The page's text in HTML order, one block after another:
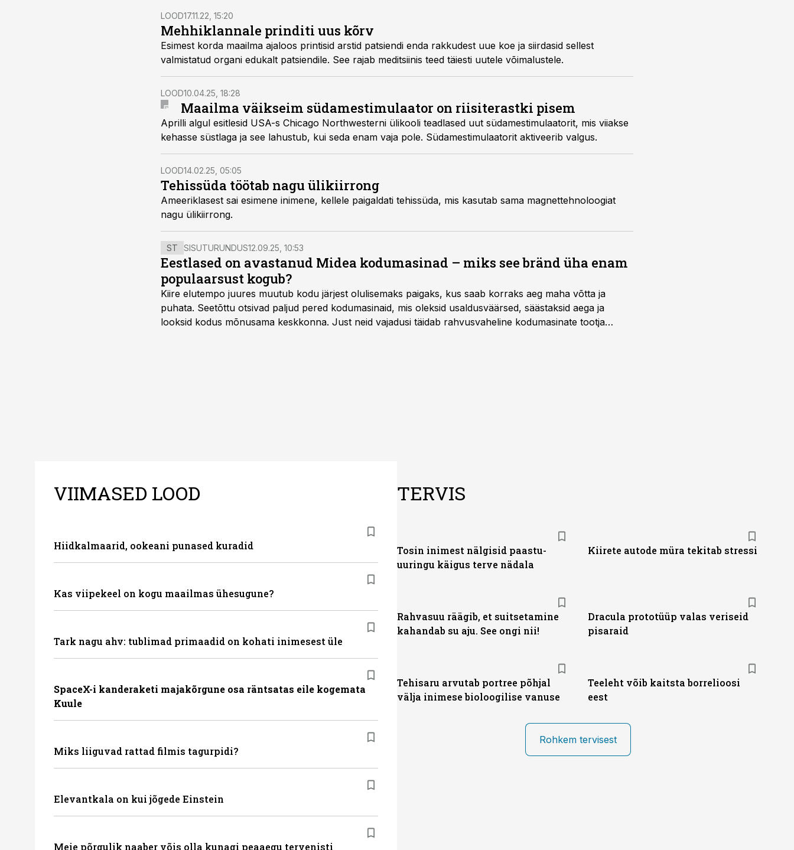
LOOD17.11.22, 15:20
Mehhiklannale prinditi uus kõrv
Esimest korda maailma ajaloos printisid arstid patsiendi enda rakkudest uue koe ja siirdasid sellest
valmistatud organi edukalt patsiendile. See rajab meditsiinis teed täiesti uutele võimalustele.
LOOD10.04.25, 18:28
Maailma väikseim südamestimulaator on riisiterastki pisem
Aprilli algul esitlesid USA-s Chicago Northwesterni ülikooli teadlased uut südamestimulaatorit, mis viiakse
kehasse süstlaga ja see lahustub, kui seda enam vaja pole. Südamestimulaatorit aktiveerib valgus.
LOOD14.02.25, 05:05
Tehissüda töötab nagu ülikiirrong
Ameeriklasest sai esimene inimene, kellele paigaldati tehissüda, mis kasutab sama magnettehnoloogiat
nagu ülikiirrong.
ST SISUTURUNDUS12.09.25, 10:53
Eestlased on avastanud Midea kodumasinad – miks see bränd üha enam
populaarsust kogub?
Kiire elutempo juures muutub kodu järjest olulisemaks paigaks, kus saab korraks aeg maha võtta ja
puhata. Seetõttu otsivad paljud pered kodumasinaid, mis oleksid usaldusväärsed, säästaksid aega ja
looksid kodus mõnusama keskkonna. Just neid vajadusi täidab rahvusvaheline kodumasinate tootja
VIIMASED LOOD
Hiidkalmaarid, ookeani punased kuradid
Kas viipekeel on kogu maailmas ühesugune?
Tark nagu ahv: tublimad primaadid on kohati inimesest üle
SpaceX-i kanderaketi majakõrgune osa räntsatas eile kogemata
Kuule
Miks liiguvad rattad filmis tagurpidi?
Elevantkala on kui jõgede Einstein
Meie põrgulik naaber võis olla kunagi peaaegu tervenisti
TERVIS
Tosin inimest nälgisid paastu-
uuringu käigus terve nädala
Kiirete autode müra tekitab stressi
Rahvasuu räägib, et suitsetamine
kahandab su aju. See ongi nii!
Dracula prototüüp valas veriseid
pisaraid
Tehisaru arvutab portree põhjal
välja inimese bioloogilise vanuse
Teeleht võib kaitsta borrelioosi
eest
Rohkem tervisest